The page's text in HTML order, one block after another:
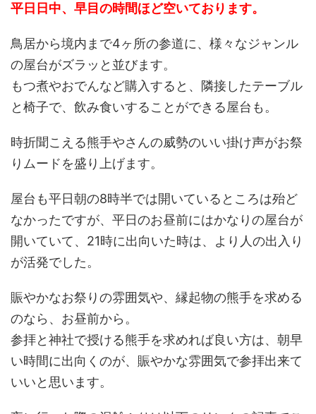
平日日中、早目の時間ほど空いております。
鳥居から境内まで4ヶ所の参道に、様々なジャンル
の屋台がズラッと並びます。
もつ煮やおでんなど購入すると、隣接したテーブル
と椅子で、飲み食いすることができる屋台も。
時折聞こえる熊手やさんの威勢のいい掛け声がお祭
りムードを盛り上げます。
屋台も平日朝の8時半では開いているところは殆ど
なかったですが、平日のお昼前にはかなりの屋台が
開いていて、21時に出向いた時は、より人の出入り
が活発でした。
賑やかなお祭りの雰囲気や、縁起物の熊手を求める
のなら、お昼前から。
参拝と神社で授ける熊手を求めれば良い方は、朝早
い時間に出向くのが、賑やかな雰囲気で参拝出来て
いいと思います。